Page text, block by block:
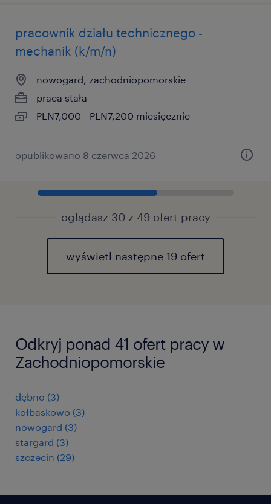
pracownik działu technicznego -
mechanik (k/m/n)
nowogard, zachodniopomorskie
praca stała
PLN7,000 - PLN7,200 miesięcznie
opublikowano 8 czerwca 2026
oglądasz 30 z 49 ofert pracy
wyświetl następne 19 ofert
Odkryj ponad 41 ofert pracy w
Zachodniopomorskie
dębno (3)
kołbaskowo (3)
nowogard (3)
stargard (3)
szczecin (29)